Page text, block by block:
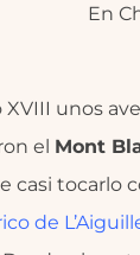
En
unos
el Mont
casi tocarlo
de